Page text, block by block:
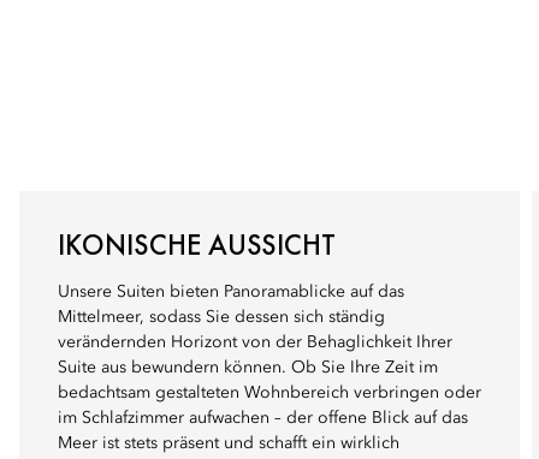
IKONISCHE AUSSICHT
Unsere Suiten bieten Panoramablicke auf das
Mittelmeer, sodass Sie dessen sich ständig
verändernden Horizont von der Behaglichkeit Ihrer
Suite aus bewundern können. Ob Sie Ihre Zeit im
bedachtsam gestalteten Wohnbereich verbringen oder
im Schlafzimmer aufwachen – der offene Blick auf das
Meer ist stets präsent und schafft ein wirklich